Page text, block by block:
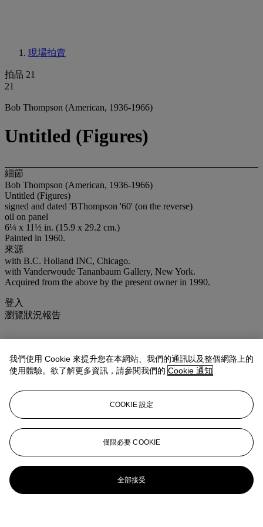
現場拍賣
拍品 21
21
Bob Thompson (American, 1936-1966)
Untitled (Figures)
細節
Bob Thompson (American, 1936-1966)
Untitled (Figures)
signed and dated 'BThompson '60' (on the reverse)
oil on panel
6¼ x 11½ in. (15.9 x 29.2 cm.)
Painted in 1960.
來源
with B.C. Holland INC, Chicago.
with Vanderwoude Tananbaum Gallery, New York.
Acquired from the above by the present owner in 1990.
登入
瀏覽狀況報告
我們使用 Cookie 來提升您在本網站、我們的通訊以及整個網路上的
使用體驗。欲了解更多資訊，請參閱我們的 Cookie 通知
COOKIE 設定
僅限必要 COOKIE
全部接受